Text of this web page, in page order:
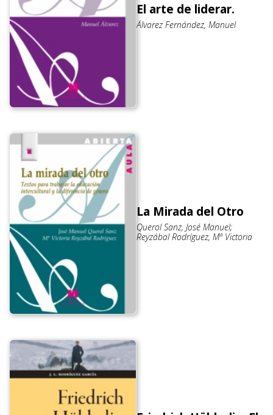
El arte de liderar.
Álvarez Fernández, Manuel
La Mirada del Otro
Querol Sanz, José Manuel;
Reyzábal Rodríguez, Mª Victoria